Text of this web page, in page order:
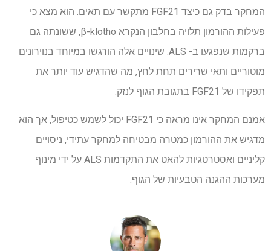
המחקר בדק גם כיצד FGF21 מתקשר עם תאים. הוא מצא כי
פעילות ההורמון תלויה בחלבון הנקרא β-klotho, ששונתה גם
ברקמות שנפגעו ב- ALS. שינויים אלה הורגשו במיוחד בנוירונים
מוטוריים ותאי שרירים תחת לחץ, מה שהדגיש עוד יותר את
תפקידו של FGF21 בתגובת הגוף לנזק.
אמנם המחקר אינו מראה כי FGF21 יכול לשמש כטיפול, אך הוא
מדגיש את ההורמון כמטרה מבטיחה למחקר עתידי, ניסויים
קליניים ואסטרטגיות להאט את התקדמות ALS על ידי מינוף
מערכות ההגנה הטבעיות של הגוף.